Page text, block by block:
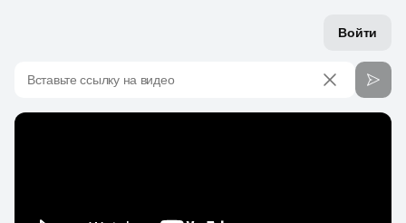
Войти
Вставьте ссылку на видео